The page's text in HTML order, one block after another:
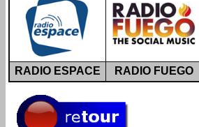
RADIO ESPACE RADIO FUEGO